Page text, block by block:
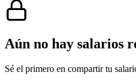
Aún no hay salarios
Sé el primero en compartir tu